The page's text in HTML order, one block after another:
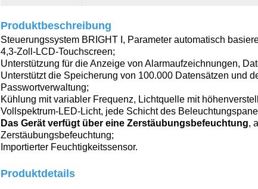
Produktbeschreibung
Steuerungssystem BRIGHT I, Parameter automatisch
4,3-Zoll-LCD-Touchscreen;
Unterstützung für die Anzeige von Alarmaufzeichnungen,
Unterstützt die Speicherung von 100.000 Datensätzen und
Passwortverwaltung;
Kühlung mit variabler Frequenz, Lichtquelle mit
Vollspektrum-LED-Licht, jede Schicht des
Das Gerät verfügt über eine Zerstäubungsbefeuchtung,
Zerstäubungsbefeuchtung;
Importierter Feuchtigkeitssensor.
Produktdetails